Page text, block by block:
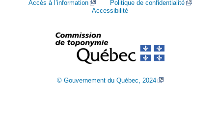
Accès à l’information
Politique de confidentialité
Accessibilité
© Gouvernement du Québec, 2024